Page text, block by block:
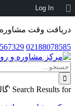
دریافت وقت مشاوره
02188078585
درباره
وردپرس
Log In
Skip
to
content
جستجو
برای:
Search Results for 'گالری-فیلم'